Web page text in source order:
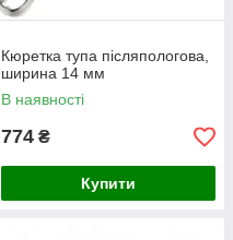
Кюретка тупа післяпологова,
ширина 14 мм
В наявності
774 ₴
Купити